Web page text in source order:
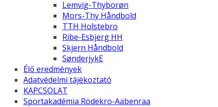
Lemvig-Thyborøn
Mors-Thy Håndbold
TTH Holstebro
Ribe-Esbjerg HH
Skjern Håndbold
SønderjykE
Élő eredmények
Adatvédelmi tájékoztató
KAPCSOLAT
Sportakadémia Rödekro-Aabenraa